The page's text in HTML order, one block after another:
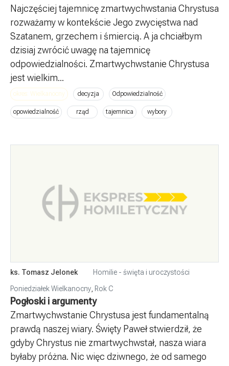
Najczęściej tajemnicę zmartwychwstania Chrystusa
rozważamy w kontekście Jego zwycięstwa nad
Szatanem, grzechem i śmiercią. A ja chciałbym
dzisiaj zwrócić uwagę na tajemnicę
odpowiedzialności. Zmartwychwstanie Chrystusa
jest wielkim...
okres: Wielkanocny decyzja Odpowiedzialność
opowiedzialność rząd tajemnica wybory
ks. Tomasz Jelonek
Homilie - święta i uroczystości
Poniedziałek Wielkanocny Rok C
Pogłoski i argumenty
Zmartwychwstanie Chrystusa jest fundamentalną
prawdą naszej wiary. Święty Paweł stwierdził, że
gdyby Chrystus nie zmartwychwstał, nasza wiara
byłaby próżna. Nic więc dziwnego, że od samego